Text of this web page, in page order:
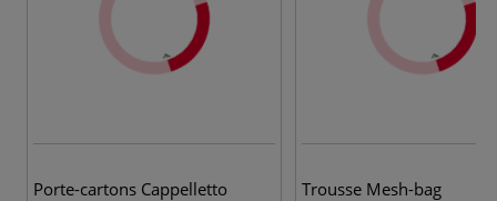
Porte-cartons Cappelletto Trousse Mesh-bag